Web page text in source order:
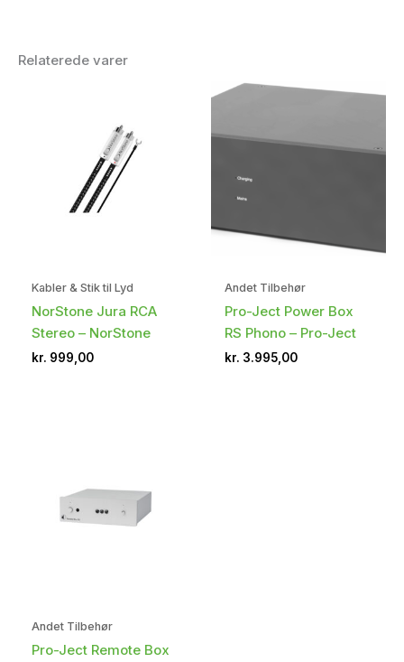
Relaterede varer
Kabler & Stik til Lyd
NorStone Jura RCA
Stereo – NorStone
kr. 999,00
Andet Tilbehør
Pro-Ject Power Box
RS Phono – Pro-Ject
kr. 3.995,00
Andet Tilbehør
Pro-Ject Remote Box